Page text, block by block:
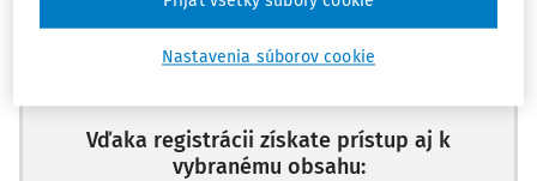
Odomknite si prístup k odbornému obsahu
a získajte prístup na 10 dní zdarma, stačí
sa zaregistrovať.
Vďaka registrácii získate prístup aj k
vybranému obsahu:
Nastavenia súborov cookie